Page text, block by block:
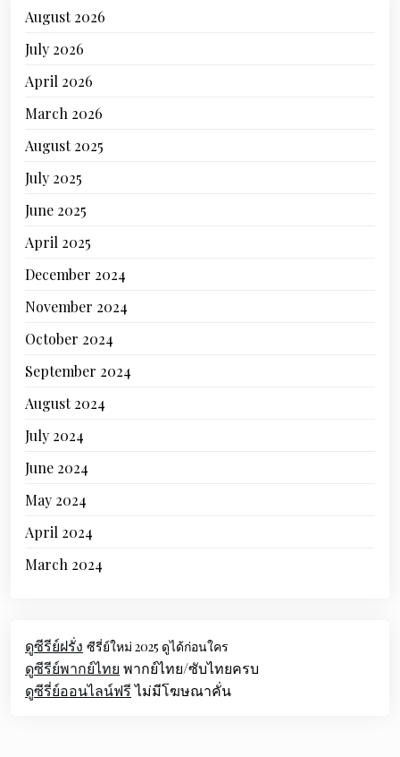
August 2026
July 2026
April 2026
March 2026
August 2025
July 2025
June 2025
April 2025
December 2024
November 2024
October 2024
September 2024
August 2024
July 2024
June 2024
May 2024
April 2024
March 2024
ดูซีรีย์ฝรั่ง ซีรี่ย์ใหม่ 2025 ดูได้ก่อนใคร
ดูซีรีย์พากย์ไทย พากย์ไทย/ซับไทยครบ
ดูซีรี่ย์ออนไลน์ฟรีไม่มีโฆษณาคั่น